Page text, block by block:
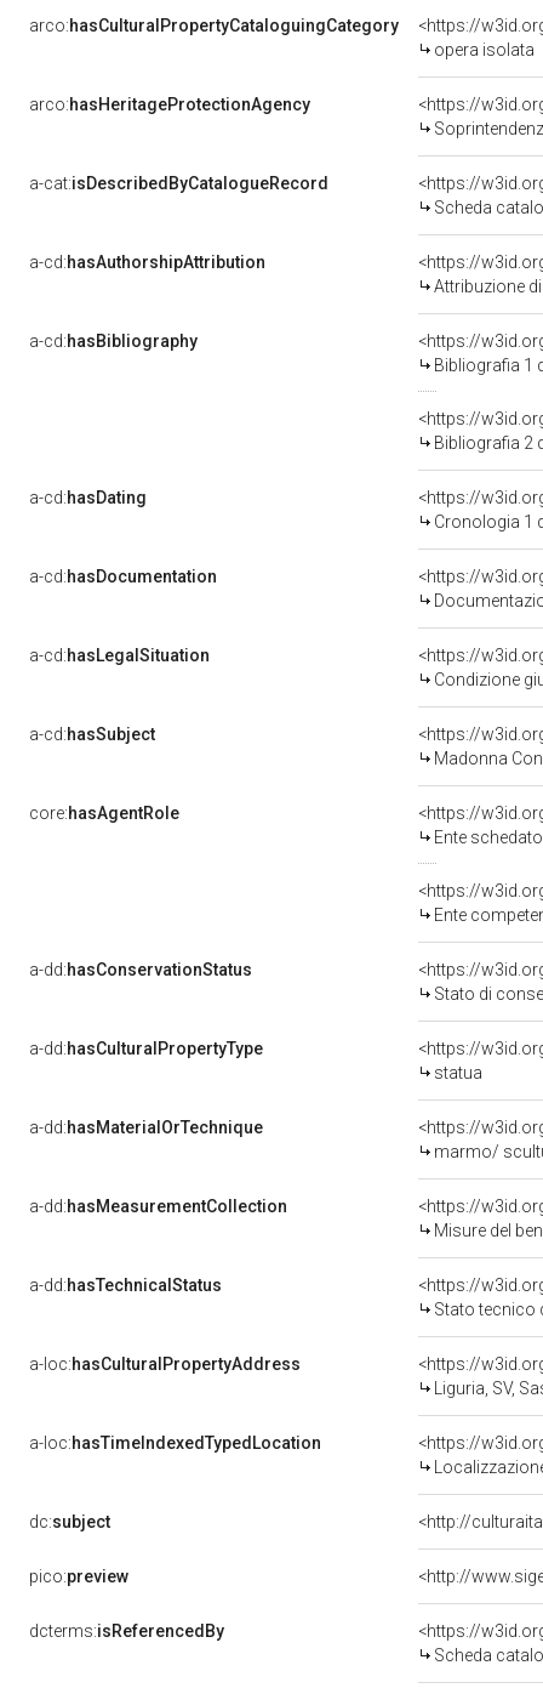
arco:hasCulturalPropertyCataloguingCategory
<https://
opera isolata
arco:hasHeritageProtectionAgency
<https://
a-cat:isDescribedByCatalogueRecord
<https://
Scheda
a-cd:hasAuthorshipAttribution
Attribuzione
a-cd:hasBibliography
<https://
Bibliografia 1
<https://
Bibliografia 2
a-cd:hasDating
<https://
Cronologia 1
a-cd:hasDocumentation
a-cd:hasLegalSituation
Condizione
a-cd:hasSubject
<https://
Madonna
core:hasAgentRole
<https://
Ente schedatore
<https://
Ente competente
a-dd:hasConservationStatus
<https://
Stato di
a-dd:hasCulturalPropertyType
<https://
statua
a-dd:hasMaterialOrTechnique
<https://
marmo/
a-dd:hasMeasurementCollection
<https://
Misure del
a-dd:hasTechnicalStatus
<https://
Stato tecnico
a-loc:hasCulturalPropertyAddress
<https://
Liguria, SV,
a-loc:hasTimeIndexedTypedLocation
<https://
dc:subject <http://
pico:preview
dcterms:isReferencedBy
<https://
Scheda